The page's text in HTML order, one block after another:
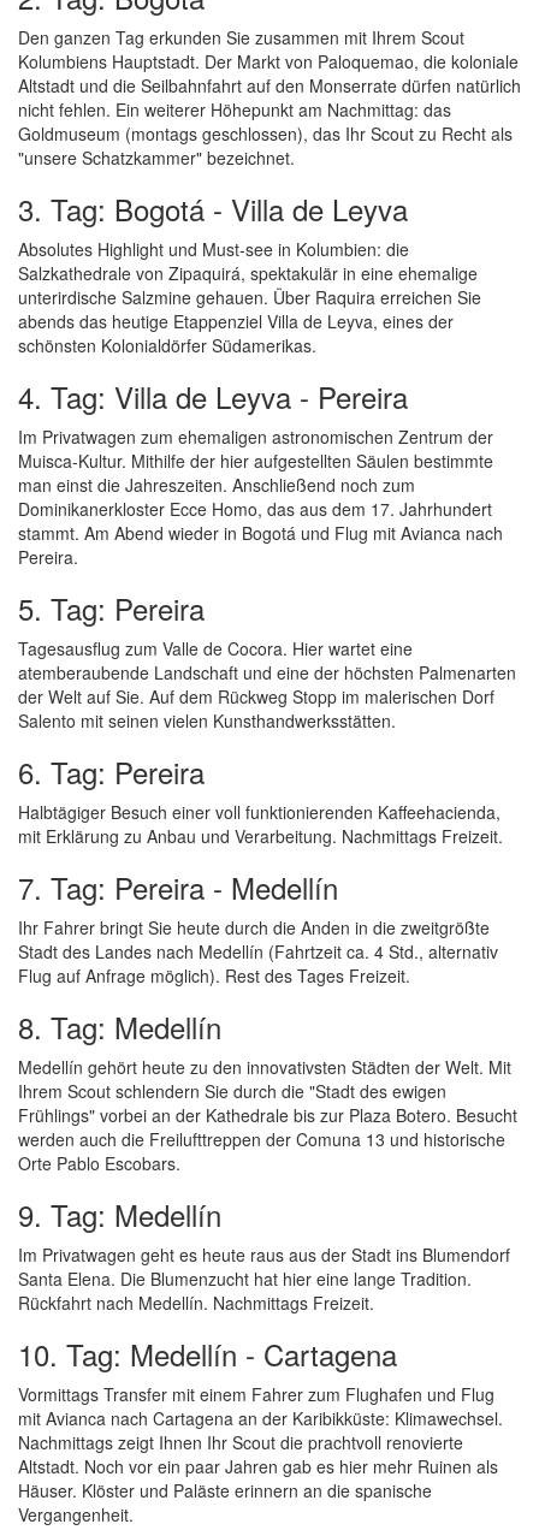
Den ganzen Tag erkunden Sie zusammen mit Ihrem Scout
Kolumbiens Hauptstadt. Der Markt von Paloquemao, die koloniale
Altstadt und die Seilbahnfahrt auf den Monserrate dürfen natürlich
nicht fehlen. Ein weiterer Höhepunkt am Nachmittag: das
Goldmuseum (montags geschlossen), das Ihr Scout zu Recht als
"unsere Schatzkammer" bezeichnet.
3. Tag: Bogotá - Villa de Leyva
Absolutes Highlight und Must-see in Kolumbien: die
Salzkathedrale von Zipaquirá, spektakulär in eine ehemalige
unterirdische Salzmine gehauen. Über Raquira erreichen Sie
abends das heutige Etappenziel Villa de Leyva, eines der
schönsten Kolonialdörfer Südamerikas.
4. Tag: Villa de Leyva - Pereira
Im Privatwagen zum ehemaligen astronomischen Zentrum der
Muisca-Kultur. Mithilfe der hier aufgestellten Säulen bestimmte
man einst die Jahreszeiten. Anschließend noch zum
Dominikanerkloster Ecce Homo, das aus dem 17. Jahrhundert
stammt. Am Abend wieder in Bogotá und Flug mit Avianca nach
Pereira.
5. Tag: Pereira
Tagesausflug zum Valle de Cocora. Hier wartet eine
atemberaubende Landschaft und eine der höchsten Palmenarten
der Welt auf Sie. Auf dem Rückweg Stopp im malerischen Dorf
Salento mit seinen vielen Kunsthandwerksstätten.
6. Tag: Pereira
Halbtägiger Besuch einer voll funktionierenden Kaffeehacienda,
mit Erklärung zu Anbau und Verarbeitung. Nachmittags Freizeit.
7. Tag: Pereira - Medellín
Ihr Fahrer bringt Sie heute durch die Anden in die zweitgrößte
Stadt des Landes nach Medellín (Fahrtzeit ca. 4 Std., alternativ
Flug auf Anfrage möglich). Rest des Tages Freizeit.
8. Tag: Medellín
Medellín gehört heute zu den innovativsten Städten der Welt. Mit
Ihrem Scout schlendern Sie durch die "Stadt des ewigen
Frühlings" vorbei an der Kathedrale bis zur Plaza Botero. Besucht
werden auch die Freilufttreppen der Comuna 13 und historische
Orte Pablo Escobars.
9. Tag: Medellín
Im Privatwagen geht es heute raus aus der Stadt ins Blumendorf
Santa Elena. Die Blumenzucht hat hier eine lange Tradition.
Rückfahrt nach Medellín. Nachmittags Freizeit.
10. Tag: Medellín - Cartagena
Vormittags Transfer mit einem Fahrer zum Flughafen und Flug
mit Avianca nach Cartagena an der Karibikküste: Klimawechsel.
Nachmittags zeigt Ihnen Ihr Scout die prachtvoll renovierte
Altstadt. Noch vor ein paar Jahren gab es hier mehr Ruinen als
Häuser. Klöster und Paläste erinnern an die spanische
Vergangenheit.